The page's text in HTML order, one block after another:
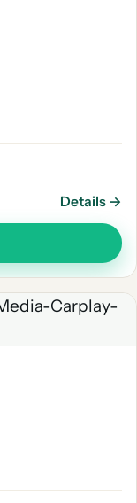
Details →